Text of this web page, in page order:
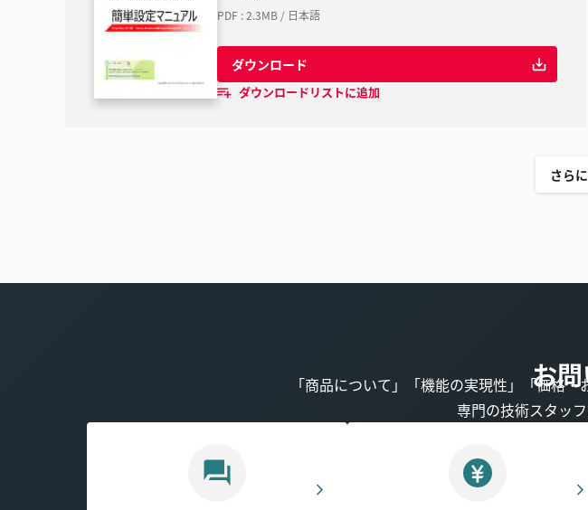
PDF :2.3MB / 日本語
ダウンロード
ダウンロードリストに追加
さら
お
「商品について」「機能の実現性」「価格
専門の技術スタッ